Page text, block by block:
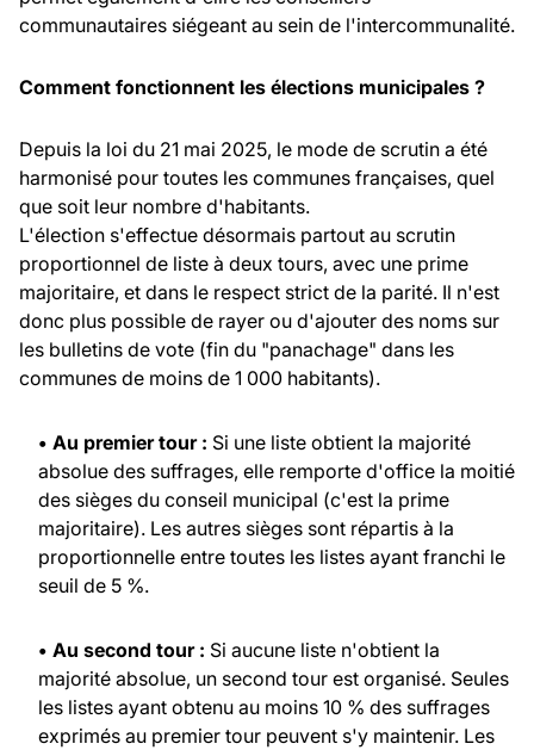
communautaires siégeant au sein de l'intercommunalité.
Comment fonctionnent les élections municipales ?
Depuis la loi du 21 mai 2025, le mode de scrutin a été
harmonisé pour toutes les communes françaises, quel
que soit leur nombre d'habitants.
L'élection s'effectue désormais partout au scrutin
proportionnel de liste à deux tours, avec une prime
majoritaire, et dans le respect strict de la parité. Il n'est
donc plus possible de rayer ou d'ajouter des noms sur
les bulletins de vote (fin du "panachage" dans les
communes de moins de 1 000 habitants).
• Au premier tour : Si une liste obtient la majorité
absolue des suffrages, elle remporte d'office la moitié
des sièges du conseil municipal (c'est la prime
majoritaire). Les autres sièges sont répartis à la
proportionnelle entre toutes les listes ayant franchi le
seuil de 5 %.
• Au second tour : Si aucune liste n'obtient la
majorité absolue, un second tour est organisé. Seules
les listes ayant obtenu au moins 10 % des suffrages
exprimés au premier tour peuvent s'y maintenir. Les